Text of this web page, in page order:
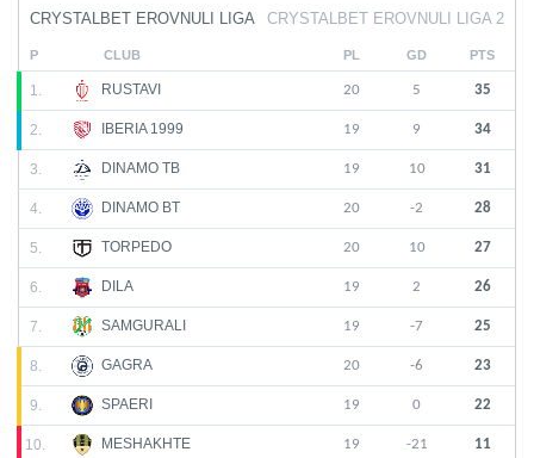
CRYSTALBET EROVNULI LIGA CRYSTALBET EROVNULI LIGA 2
P CLUB PL GD PTS
1. RUSTAVI 20 5 35
2. IBERIA 1999 19 9 34
3. DINAMO TB 19 10 31
4. DINAMO BT 20 -2 28
5. TORPEDO 20 10 27
6. DILA 19 2 26
7. SAMGURALI 19 -7 25
8. GAGRA 20 -6 23
9. SPAERI 19 0 22
10. MESHAKHTE 19 -21 11